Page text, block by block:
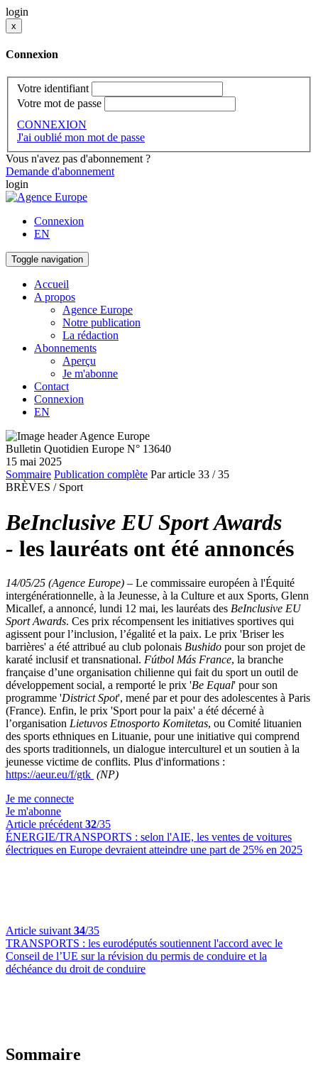
login
x
Connexion
Votre identifiant
Votre mot de passe
CONNEXION
J'ai oublié mon mot de passe
Vous n'avez pas d'abonnement ?
Demande d'abonnement
login
Connexion
EN
Toggle navigation
Accueil
A propos
Agence Europe
Notre publication
La rédaction
Abonnements
Aperçu
Je m'abonne
Contact
Connexion
EN
Bulletin Quotidien Europe N° 13640
15 mai 2025
Sommaire Publication complète Par article 33 / 35
BRÈVES / Sport
BeInclusive EU Sport Awards
- les lauréats ont été annoncés
14/05/25 (Agence Europe) – Le commissaire européen à l'Équité
intergénérationnelle, à la Jeunesse, à la Culture et aux Sports, Glenn
Micallef, a annoncé, lundi 12 mai, les lauréats des BeInclusive EU
Sport Awards. Ces prix récompensent les initiatives sportives qui
agissent pour l’inclusion, l’égalité et la paix. Le prix 'Briser les
barrières' a été attribué au club polonais Bushido pour son projet de
karaté inclusif et transnational. Fútbol Más France, la branche
française d’une organisation chilienne qui fait du sport un outil de
développement social, a remporté le prix 'Be Equal' pour son
programme 'District Spot', mené par et pour des adolescentes à Paris
(France). Enfin, le prix 'Sport pour la paix' a été décerné à
l’organisation Lietuvos Etnosporto Komitetas, ou Comité lituanien
des sports ethniques en Lituanie, pour une initiative qui comprend
des sports traditionnels, un dialogue interculturel et un soutien à la
jeunesse victime de conflits. Plus d'informations :
https://aeur.eu/f/gtk (NP)
Je me connecte
Je m'abonne
Article précédent 32/35
ÉNERGIE/TRANSPORTS : selon l'AIE, les ventes de voitures
électriques en Europe devraient atteindre une part de 25% en 2025
Article suivant 34/35
TRANSPORTS : les eurodéputés soutiennent l'accord avec le
Conseil de l’UE sur la révision du permis de conduire et la
déchéance du droit de conduire
Sommaire